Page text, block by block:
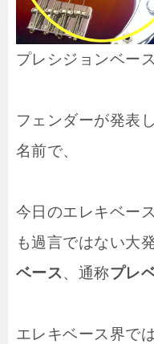
プレシジョンベー
フェンダーが発表
名前で、
今日のエレキベー
も過言ではない大
ベース、通称プレ
エレキベース界で